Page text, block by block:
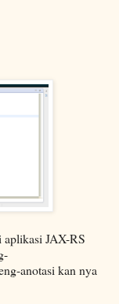
aplikasi JAX-RS
anotasi kan nya